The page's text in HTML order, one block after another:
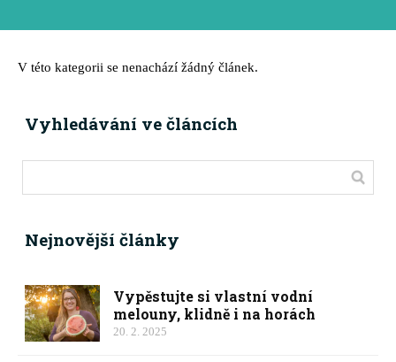
V této kategorii se nenachází žádný článek.
Vyhledávání ve článcích
Nejnovější články
Vypěstujte si vlastní vodní
melouny, klidně i na horách
20. 2. 2025